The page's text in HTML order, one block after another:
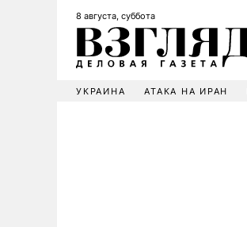
8 августа, суббота
УКРАИНА АТАКА НА ИРАН